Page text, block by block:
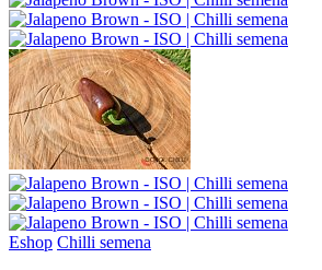
Eshop Chilli semena